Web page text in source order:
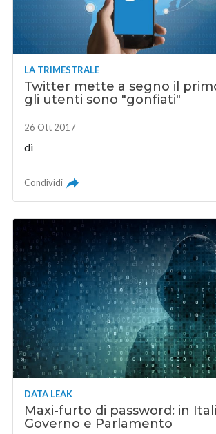
LA TRIMESTRALE
Twitter mette a segno il
gli utenti sono "gonfiati"
26 Ott 2017
di
Condividi
DATA LEAK
Maxi-furto di password: in
Governo e Parlamento